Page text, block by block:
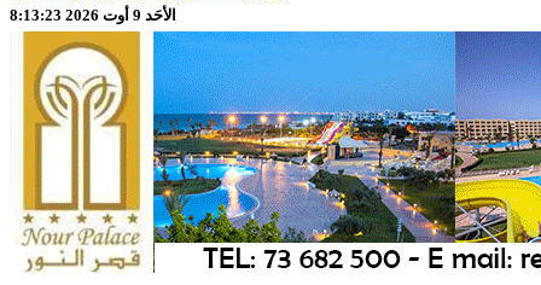
الأحَد 9 أوت 2026 8:13:26